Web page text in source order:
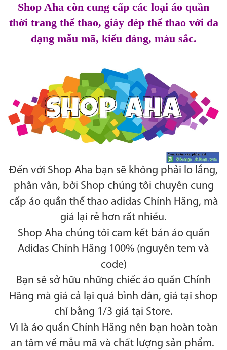
Shop Aha còn cung cấp các loại áo quần
thời trang thể thao, giày dép thể thao với đa
dạng mẫu mã, kiểu dáng, màu sắc.
Đến với Shop Aha bạn sẽ không phải lo lắng,
phân vân, bởi Shop chúng tôi chuyên cung
cấp áo quần thể thao adidas Chính Hãng, mà
giá lại rẻ hơn rất nhiều.
Shop Aha chúng tôi cam kết bán áo quần
Adidas Chính Hãng 100% (nguyên tem và
code)
Bạn sẽ sở hữu những chiếc áo quần Chính
Hãng mà giá cả lại quá bình dân, giá tại shop
chỉ bằng 1/3 giá tại Store.
Vì là áo quần Chính Hãng nên bạn hoàn toàn
an tâm về mẫu mã và chất lượng sản phẩm.